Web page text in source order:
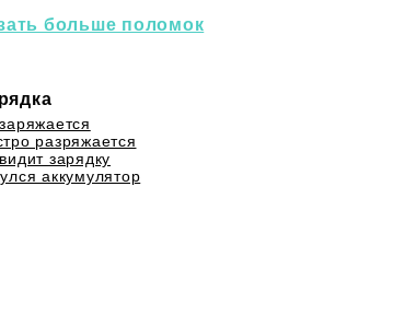
больше поломок
разряжается
зарядку
аккумулятор